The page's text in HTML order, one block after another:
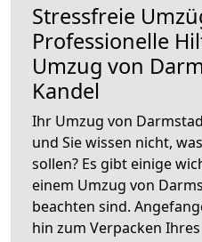
Stressfreie
Professionelle
Umzug von
Kandel
Ihr Umzug von
und Sie wissen nicht,
sollen? Es gibt einige
einem Umzug von
beachten sind.
hin zum Verpacken